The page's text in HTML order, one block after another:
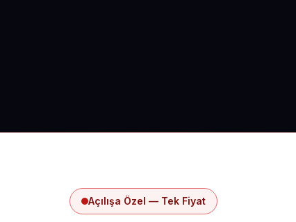
Açılışa Özel — Tek Fiyat